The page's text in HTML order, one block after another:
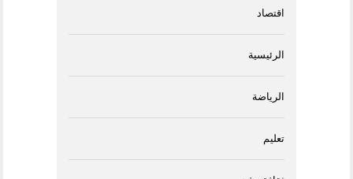
اقتصاد
الرئيسية
الرياضة
تعليم